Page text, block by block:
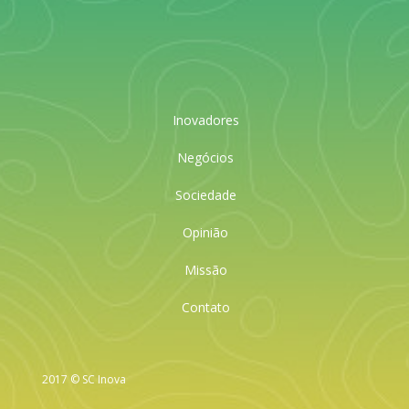
Inovadores
Negócios
Sociedade
Opinião
Missão
Contato
2017 © SC Inova